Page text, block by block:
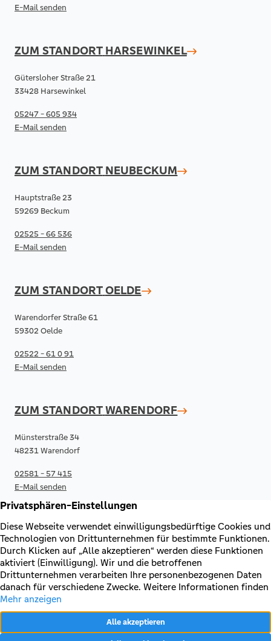
E-Mail senden
ZUM STANDORT HARSEWINKEL
Gütersloher Straße 21
33428 Harsewinkel
05247 - 605 934
E-Mail senden
ZUM STANDORT NEUBECKUM
Hauptstraße 23
59269 Beckum
02525 - 66 536
E-Mail senden
ZUM STANDORTOELDE
Warendorfer Straße 61
59302 Oelde
02522 - 61 0 91
E-Mail senden
ZUM STANDORTWARENDORF
Münsterstraße 34
48231 Warendorf
02581 - 57 415
E-Mail senden
RECHTLICHES & KONTAKT
Kontakt
AGB & Sonderbedingungen
Erklärung zur Barrierefreiheit
Datenschutz